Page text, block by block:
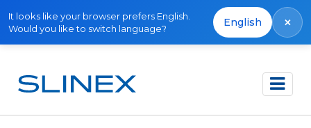
It looks like your browser prefers English.
Would you like to switch language?
English ×
Acasă Produse Kituri Slinex SK 7 Cloud Kit